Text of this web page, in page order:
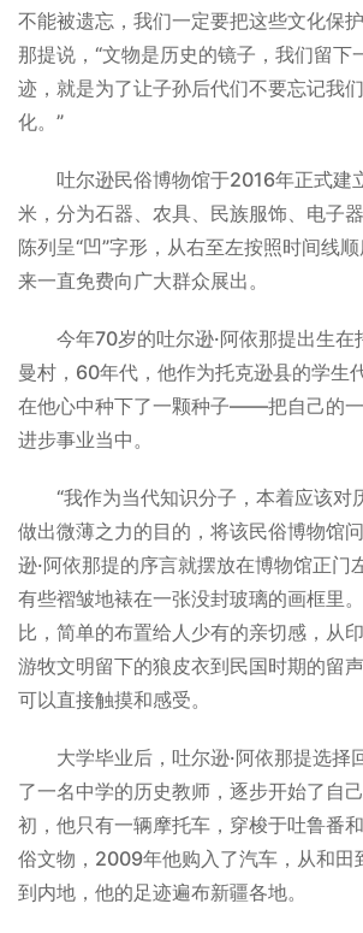
不能被遗忘，我们一定要把这些文化保
那提说，“文物是历史的镜子，我们留下
迹，就是为了让子孙后代们不要忘记我
化。”
吐尔逊民俗博物馆于2016年正式建
米，分为石器、农具、民族服饰、电子
陈列呈“凹”字形，从右至左按照时间线
来一直免费向广大群众展出。
今年70岁的吐尔逊·阿依那提出生在
曼村，60年代，他作为托克逊县的学生
在他心中种下了一颗种子——把自己的
进步事业当中。
“我作为当代知识分子，本着应该对
做出微薄之力的目的，将该民俗博物馆
逊·阿依那提的序言就摆放在博物馆正门
有些褶皱地裱在一张没封玻璃的画框里
比，简单的布置给人少有的亲切感，从
游牧文明留下的狼皮衣到民国时期的留
可以直接触摸和感受。
大学毕业后，吐尔逊·阿依那提选择
了一名中学的历史教师，逐步开始了自
初，他只有一辆摩托车，穿梭于吐鲁番
俗文物，2009年他购入了汽车，从和田
到内地，他的足迹遍布新疆各地。